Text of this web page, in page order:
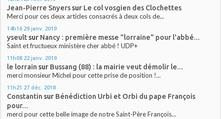
Jean-Pierre Snyerssur Le col vosgien des Clochettes
Merci pour ces deux articles consacrés à deux cols de...
14h16 29 janv. 2019
yseultsur Nancy : première messe "lorraine" pour l'abbé...
Saint et fructueux ministère cher abbé ! UDP+
11h08 22 janv. 2019
le lorrain sur Bussang (88) : la mairie veut démolir le...
merci monsieur Michel pour cette prise de position !...
11h21 27 déc. 2018
Constantin sur Bénédiction Urbi et Orbi du pape François
pour...
merci pour cette belle image de notre Saint-Père François...